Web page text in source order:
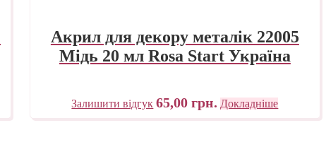
Акрил для декору металік 22005
Мідь 20 мл Rosa Start Україна
Залишити відгук 65,00грн. Докладніше